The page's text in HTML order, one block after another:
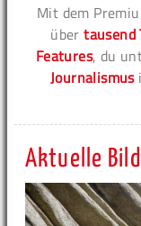
Mit dem
übertausend
Features, du
Journalismus
Aktuelle